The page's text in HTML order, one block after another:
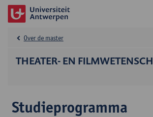
THEATER- EN
Over de master
Studieprogramma